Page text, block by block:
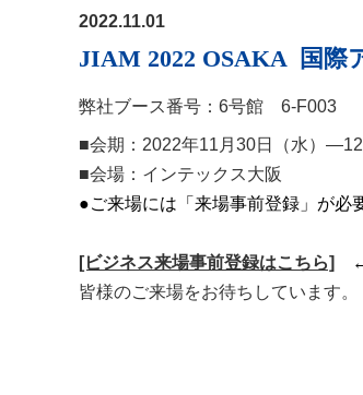
2022.11.01
JIAM 2022 OSAKA 国際
弊社ブース番号：6号館 6-F003
■会期：2022年11月30日（水）
■会場：インテックス大阪
●ご来場には「来場事前登録」が必
[ビジネス来場事前登録はこちら]
皆様のご来場をお待ちしています。